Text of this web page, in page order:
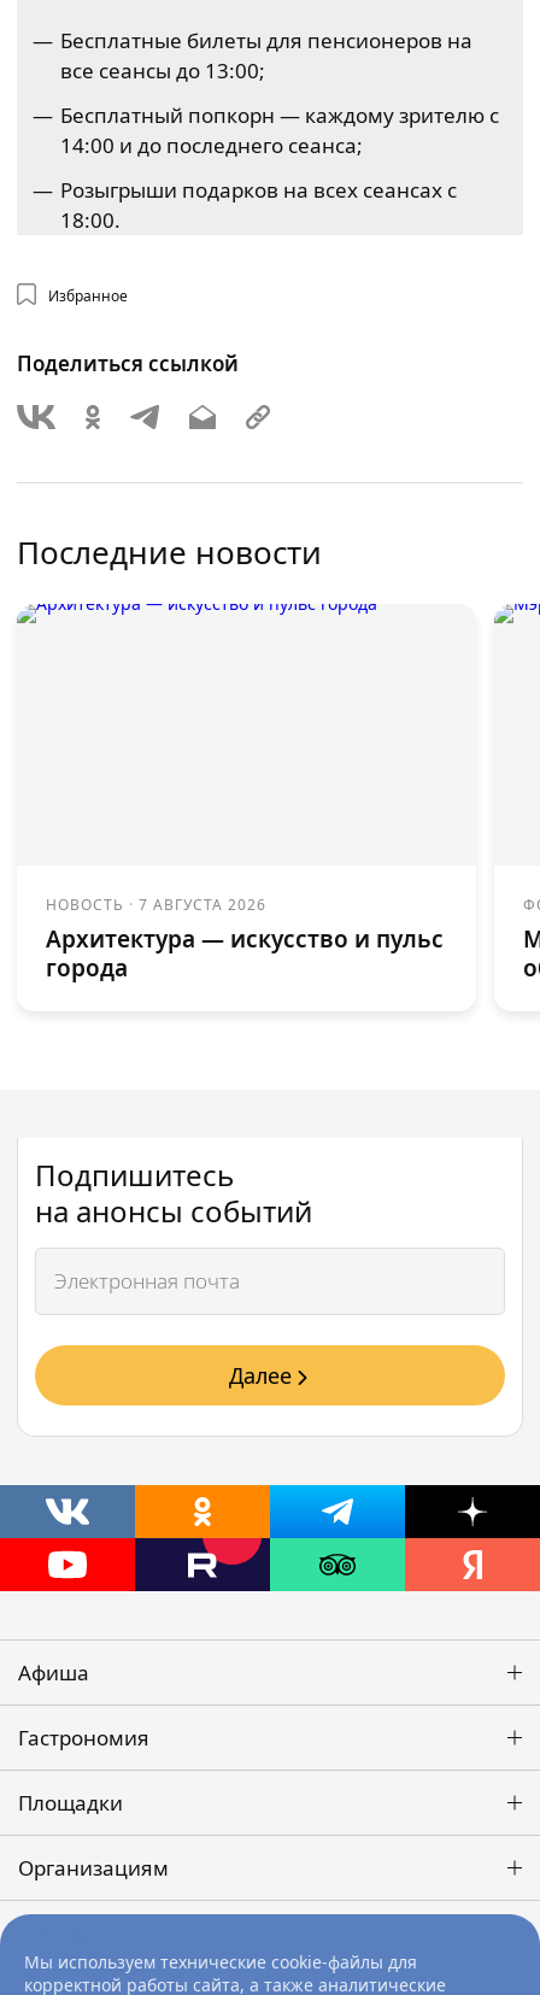
Бесплатные билеты для пенсионеров на
все сеансы до 13:00;
Бесплатный попкорн — каждому зрителю с
14:00 и до последнего сеанса;
Розыгрыши подарков на всех сеансах с
18:00.
Избранное
Поделиться ссылкой
Последние новости
НОВОСТЬ ·7 АВГУСТА 2026
Архитектура — искусство и пульс
города
Мы используем технические cookie-файлы для
корректной работы сайта, а также аналитические
Подпишитесь
на анонсы событий
Далее
Афиша
Гастрономия
Площадки
Организациям